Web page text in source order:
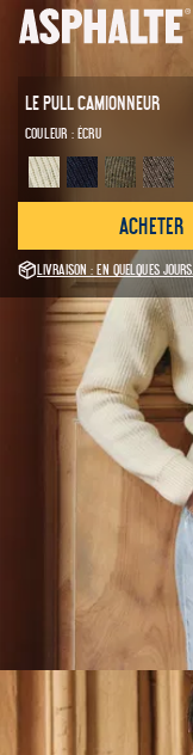
Le Pull Camionneur
Couleur :Écru
Acheter
Livraison : en quelques jours.